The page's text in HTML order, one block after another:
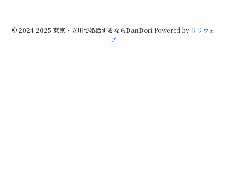
© 2024-2025 東京・立川で婚活するならDanDoriPowered by リリウェ
ブ